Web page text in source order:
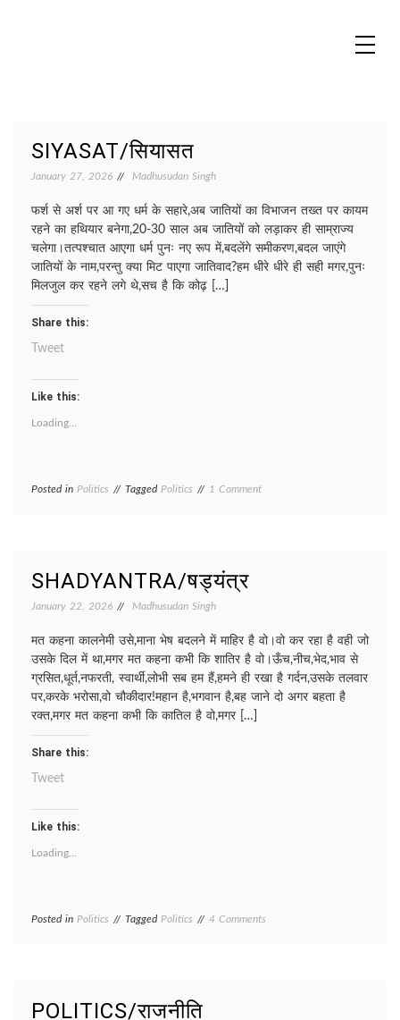
SIYASAT/सियासत
January 27, 2026 Madhusudan Singh
फर्श से अर्श पर आ गए धर्म के सहारे,अब जातियों का विभाजन तख्त पर कायम
रहने का हथियार बनेगा,20-30 साल अब जातियों को लड़ाकर ही साम्राज्य
चलेगा।तत्पश्चात आएगा धर्म पुनः नए रूप में,बदलेंगे समीकरण,बदल जाएंगे
जातियों के नाम,परन्तु क्या मिट पाएगा जातिवाद?हम धीरे धीरे ही सही मगर,पुनः
मिलजुल कर रहने लगे थे,सच है कि कोढ़ […]
Share this:
Tweet
Like this:
Loading...
Posted in Politics Tagged Politics 1 Commenton
SHADYANTRA/षड्यंत्र
January 22, 2026 Madhusudan Singh
मत कहना कालनेमी उसे,माना भेष बदलने में माहिर है वो।वो कर रहा है वही जो
उसके दिल में था,मगर मत कहना कभी कि शातिर है वो।ऊँच,नीच,भेद,भाव से
ग्रसित,धूर्त,नफरती, स्वार्थी,लोभी सब हम हैं,हमने ही रखा है गर्दन,उसके तलवार
पर,करके भरोसा,वो चौकीदार!महान है,भगवान है,बह जाने दो अगर बहता है
रक्त,मगर मत कहना कभी कि कातिल है वो,मगर […]
Share this:
Tweet
Like this:
Loading...
Posted in Politics Tagged Politics 4 Comments
POLITICS/राजनीति